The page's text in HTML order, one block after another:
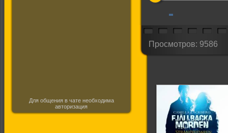
Для общения в чате необходима
авторизация
Просмотров: 9586